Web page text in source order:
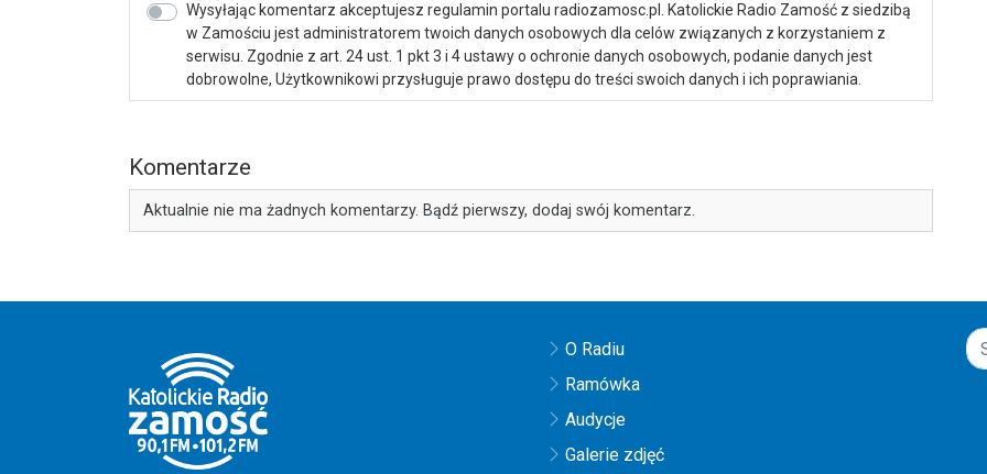
Wysyłając komentarz akceptujesz regulamin portalu radiozamosc.pl. Katolickie Radio Zamość z siedzibą
w Zamościu jest administratorem twoich danych osobowych dla celów związanych z korzystaniem z
serwisu. Zgodnie z art. 24 ust. 1 pkt 3 i 4 ustawy o ochronie danych osobowych, podanie danych jest
dobrowolne, Użytkownikowi przysługuje prawo dostępu do treści swoich danych i ich poprawiania.
Komentarze
Aktualnie nie ma żadnych komentarzy. Bądź pierwszy, dodaj swój komentarz.
O Radiu
Ramówka
Audycje
Galerie zdjęć